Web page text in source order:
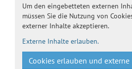
Um den eingebetteten externen
müssen Sie die Nutzung von
externer Inhalte akzeptieren.
Externe Inhalte erlauben.
Cookies erlauben und